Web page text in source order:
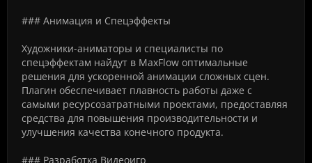
### Анимация и Спецэффекты
Художники-аниматоры и специалисты по
спецэффектам найдут в MaxFlow оптимальные
решения для ускоренной анимации сложных сцен.
Плагин обеспечивает плавность работы даже с
самыми ресурсозатратными проектами, предоставляя
средства для повышения производительности и
улучшения качества конечного продукта.
### Разработка Видеоигр